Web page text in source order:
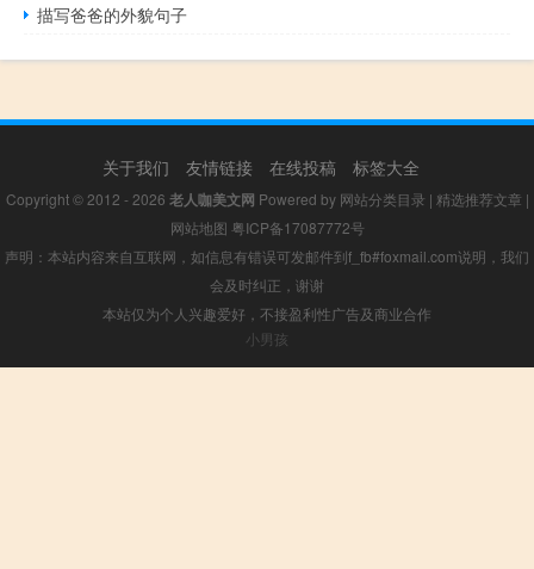
描写爸爸的外貌句子
关于我们 友情链接 在线投稿 标签大全
Copyright © 2012 - 2026 老人咖美文网 Powered by 网站分类目录 | 精选推荐文章 |
网站地图 粤ICP备17087772号
声明：本站内容来自互联网，如信息有错误可发邮件到f_fb#foxmail.com说明，我们
会及时纠正，谢谢
本站仅为个人兴趣爱好，不接盈利性广告及商业合作
小男孩